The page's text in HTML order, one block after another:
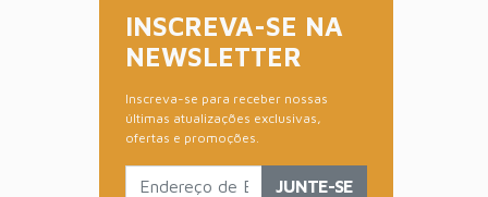
INSCREVA-SE NA
NEWSLETTER
Inscreva-se para receber nossas
últimas atualizações exclusivas,
ofertas e promoções.
JUNTE-SE